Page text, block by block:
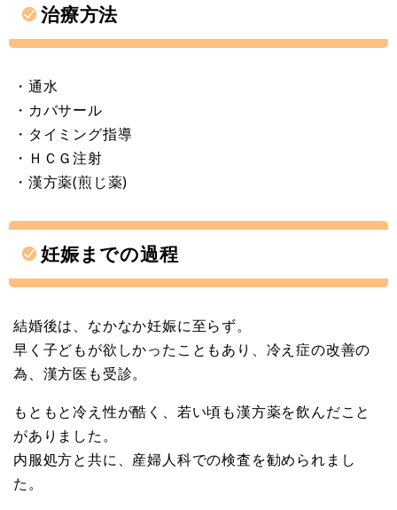
治療方法
・通水
・カバサール
・タイミング指導
・ＨＣＧ注射
・漢方薬(煎じ薬)
妊娠までの過程
結婚後は、なかなか妊娠に至らず。
早く子どもが欲しかったこともあり、冷え症の改善の
為、漢方医も受診。
もともと冷え性が酷く、若い頃も漢方薬を飲んだこと
がありました。
内服処方と共に、産婦人科での検査を勧められまし
た。